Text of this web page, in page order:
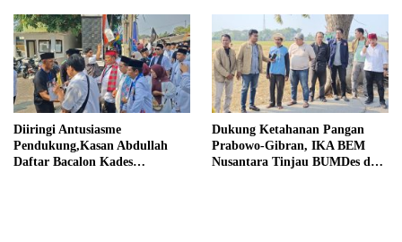
Diiringi Antusiasme
Pendukung,Kasan Abdullah
Daftar Bacalon Kades
Dukung Ketahanan Pangan
Prabowo-Gibran, IKA BEM
Nusantara Tinjau BUMDes dan